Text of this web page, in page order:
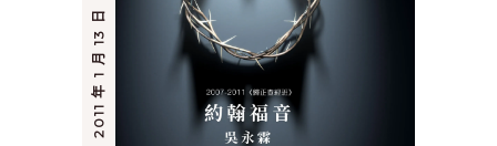
2011 年 1 月 13 日